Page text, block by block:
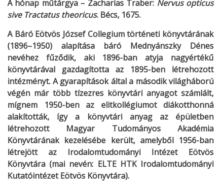
A hónap műtárgya – Zacharias Traber: Nervus opticus
sive Tractatus theoricus. Bécs, 1675.
A Báró Eötvös József Collegium történeti könyvtárának
(1896–1950) alapítása báró Mednyánszky Dénes
nevéhez fűződik, aki 1896-ban atyja nagyértékű
könyvtárával gazdagította az 1895-ben létrehozott
intézményt. A gyarapítások által a második világháború
végén már több tízezres könyvtári anyagot számlált,
mígnem 1950-ben az elitkollégiumot diákotthonná
alakították, így a könyvtári anyag az épületben
létrehozott Magyar Tudományos Akadémia
Könyvtárának kezelésébe került, amelyből 1956-ban
létrejött az Irodalomtudományi Intézet Eötvös
Könyvtára (mai nevén: ELTE HTK Irodalomtudományi
Kutatóintézet Eötvös Könyvtára).